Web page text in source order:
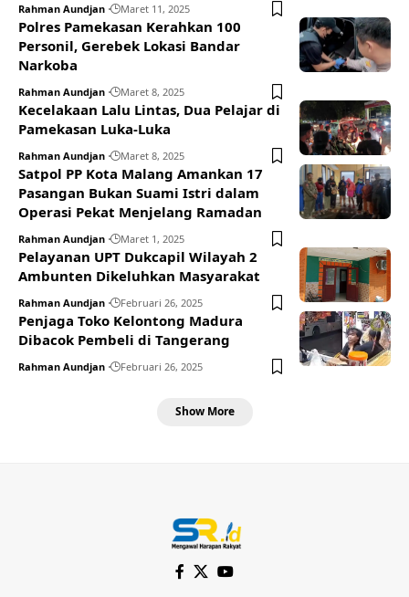
Rahman Aundjan Maret 11, 2025
Polres Pamekasan Kerahkan 100
Personil, Gerebek Lokasi Bandar
Narkoba
Rahman Aundjan Maret 8, 2025
Kecelakaan Lalu Lintas, Dua Pelajar di
Pamekasan Luka-Luka
Rahman Aundjan Maret 8, 2025
Satpol PP Kota Malang Amankan 17
Pasangan Bukan Suami Istri dalam
Operasi Pekat Menjelang Ramadan
Rahman Aundjan Maret 1, 2025
Pelayanan UPT Dukcapil Wilayah 2
Ambunten Dikeluhkan Masyarakat
Rahman Aundjan Februari 26, 2025
Penjaga Toko Kelontong Madura
Dibacok Pembeli di Tangerang
Rahman Aundjan Februari 26, 2025
Show More